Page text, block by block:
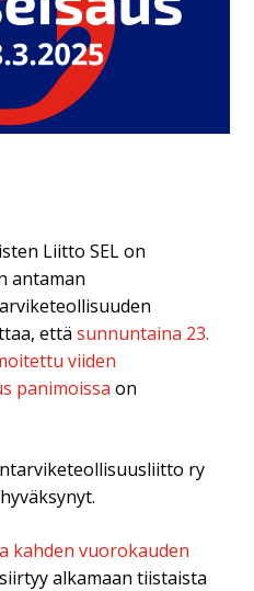
Liitto SEL on
antaman
ettäsunnuntaina 23.
viiden
panimoissa on
ry
kahden vuorokauden
alkamaan tiistaista